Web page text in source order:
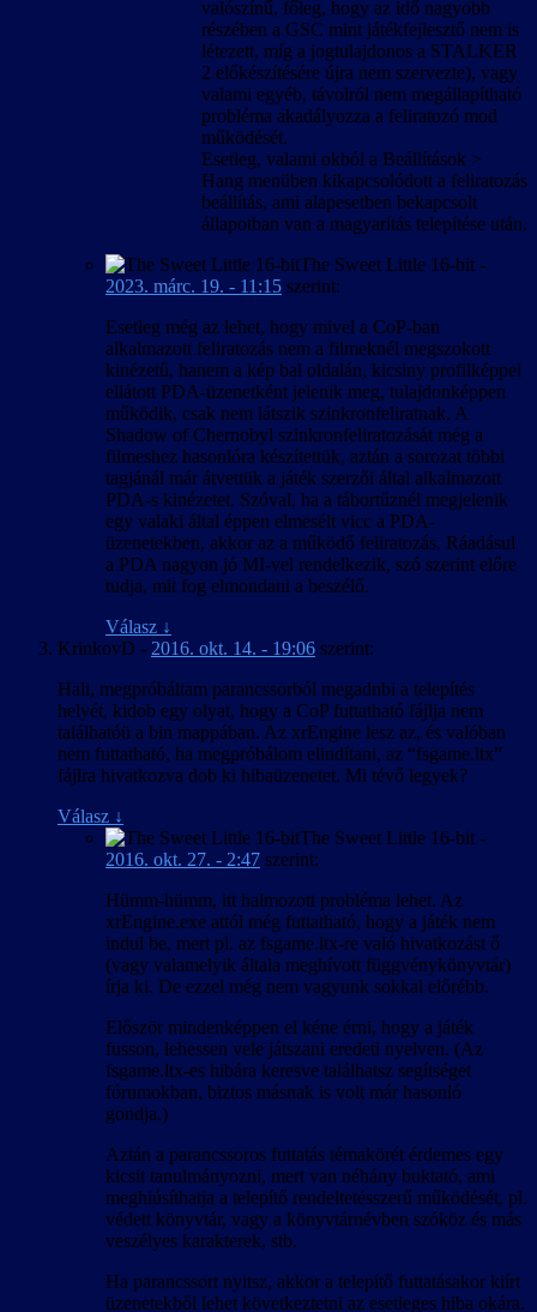
valószínű, főleg, hogy az idő nagyobb
részében a GSC mint játékfejlesztő nem is
létezett, míg a jogtulajdonos a STALKER
2 előkészítésére újra nem szervezte), vagy
valami egyéb, távolról nem megállapítható
probléma akadályozza a feliratozó mod
működését.
Esetleg, valami okból a Beállítások >
Hang menüben kikapcsolódott a feliratozás
beállítás, ami alapesetben bekapcsolt
állapotban van a magyarítás telepítése után.
The Sweet Little 16-bit -
2023. márc. 19. - 11:15 szerint:
Esetleg még az lehet, hogy mivel a CoP-ban
alkalmazott feliratozás nem a filmeknél megszokott
kinézetű, hanem a kép bal oldalán, kicsiny profilképpel
ellátott PDA-üzenetként jelenik meg, tulajdonképpen
működik, csak nem látszik szinkronfeliratnak. A
Shadow of Chernobyl szinkronfeliratozását még a
filmeshez hasonlóra készítettük, aztán a sorozat többi
tagjánál már átvettük a játék szerzői által alkalmazott
PDA-s kinézetet. Szóval, ha a tábortűznél megjelenik
egy valaki által éppen elmesélt vicc a PDA-
üzenetekben, akkor az a működő feliratozás. Ráadásul
a PDA nagyon jó MI-vel rendelkezik, szó szerint előre
tudja, mit fog elmondani a beszélő.
Válasz ↓
KrinkovD - 2016. okt. 14. - 19:06 szerint:
Hali, megpróbáltam parancssorból megadnbi a telepítés
helyét, kidob egy olyat, hogy a CoP futtatható fájlja nem
találhatóü a bin mappában. Az xrEngine lesz az, és valóban
nem futtatható, ha megpróbálom elindítani, az “fsgame.ltx”
fájlra hivatkozva dob ki hibaüzenetet. Mi tévő legyek?
Válasz ↓
The Sweet Little 16-bit -
2016. okt. 27. - 2:47 szerint:
Hümm-hümm, itt halmozott probléma lehet. Az
xrEngine.exe attól még futtatható, hogy a játék nem
indul be, mert pl. az fsgame.ltx-re való hivatkozást ő
(vagy valamelyik általa meghívott függvénykönyvtár)
írja ki. De ezzel még nem vagyunk sokkal előrébb.
Először mindenképpen el kéne érni, hogy a játék
fusson, lehessen vele játszani eredeti nyelven. (Az
fsgame.ltx-es hibára keresve találhatsz segítséget
fórumokban, biztos másnak is volt már hasonló
gondja.)
Aztán a parancssoros futtatás témakörét érdemes egy
kicsit tanulmányozni, mert van néhány buktató, ami
meghiúsíthatja a telepítő rendeltetésszerű működését, pl.
védett könyvtár, vagy a könyvtárnévben szóköz és más
veszélyes karakterek, stb.
Ha parancssort nyitsz, akkor a telepítő futtatásakor kiírt
üzenetekből lehet következtetni az esetleges hiba okára.